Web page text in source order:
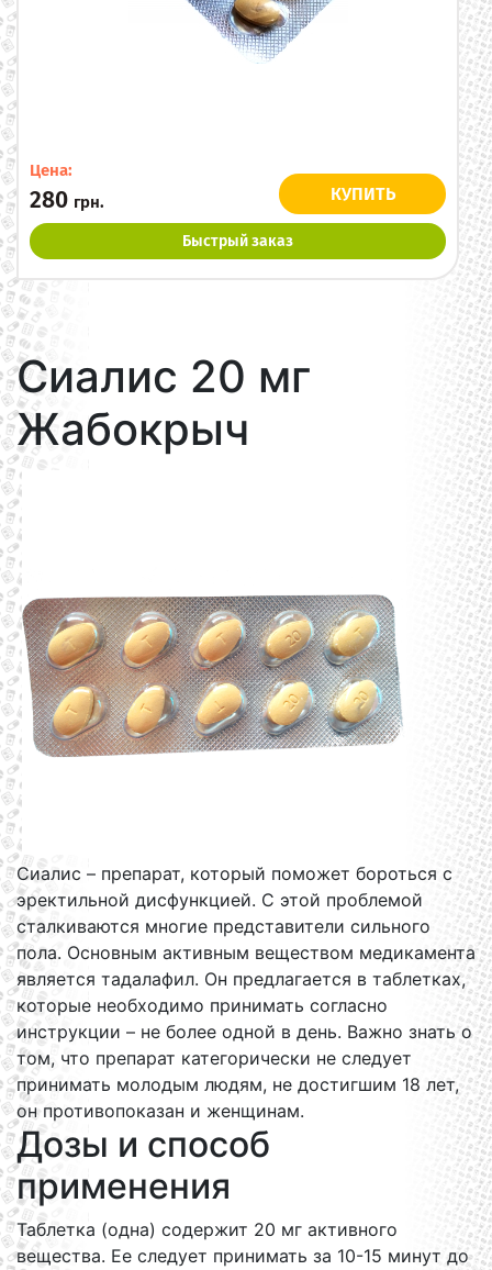
Цена:
280 грн. КУПИТЬ
Быстрый заказ
Сиалис 20 мг
Жабокрыч
Сиалис – препарат, который поможет бороться с
эректильной дисфункцией. С этой проблемой
сталкиваются многие представители сильного
пола. Основным активным веществом медикамента
является тадалафил. Он предлагается в таблетках,
которые необходимо принимать согласно
инструкции – не более одной в день. Важно знать о
том, что препарат категорически не следует
принимать молодым людям, не достигшим 18 лет,
он противопоказан и женщинам.
Дозы и способ
применения
Таблетка (одна) содержит 20 мг активного
вещества. Ее следует принимать за 10-15 минут до